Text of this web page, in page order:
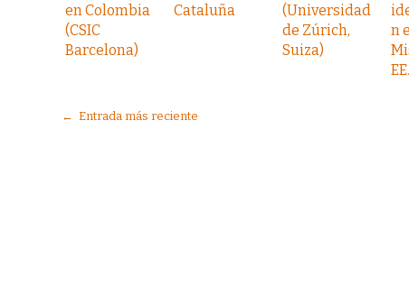
en Colombia
(CSIC
Barcelona)
Cataluña
(Universidad
de Zúrich,
Suiza)
n
← Entrada más reciente